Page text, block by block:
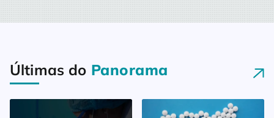
Últimas do Panorama